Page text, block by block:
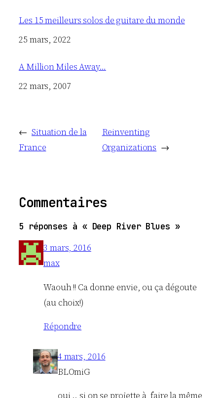
Les 15 meilleurs solos de guitare du monde
Date
25 mars, 2022
A Million Miles Away…
Date
22 mars, 2007
← Situation de la
France
Reinventing
Organizations →
Commentaires
5 réponses à « Deep River Blues »
3 mars, 2016
max
Waouh !! Ca donne envie, ou ça dégoute
(au choix!)
Répondre
4 mars, 2016
BLOmiG